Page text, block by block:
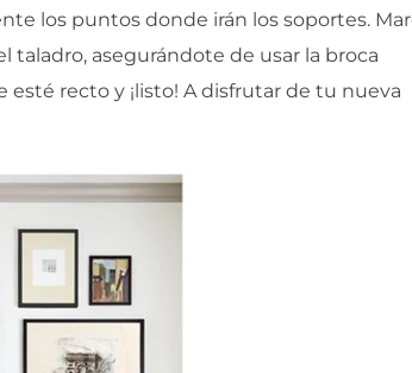
los puntos donde irán los soportes.
taladro, asegurándote de usar la broca
esté recto y ¡listo! A disfrutar de tu nueva